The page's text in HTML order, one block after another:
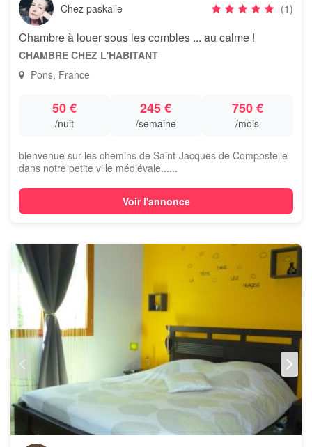
Chez paskalle (1)
Chambre à louer sous les combles ... au calme !
CHAMBRE CHEZ L'HABITANT
Pons, France
50 €
/nuit
245 €
/semaine
750 €
/mois
bienvenue sur les chemins de Saint-Jacques de Compostelle
dans notre petite ville médiévale......
Voir l'annonce